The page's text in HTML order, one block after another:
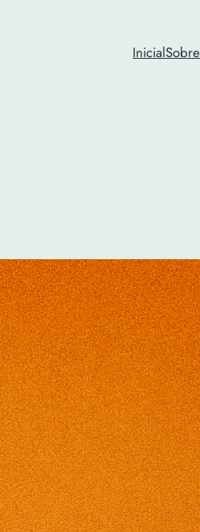
InicialSobre